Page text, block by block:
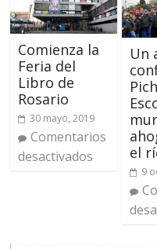
Comienza la
Feria del
Libro de
Rosario
30 mayo, 2019
Comentarios
desactivados
Un
el
9